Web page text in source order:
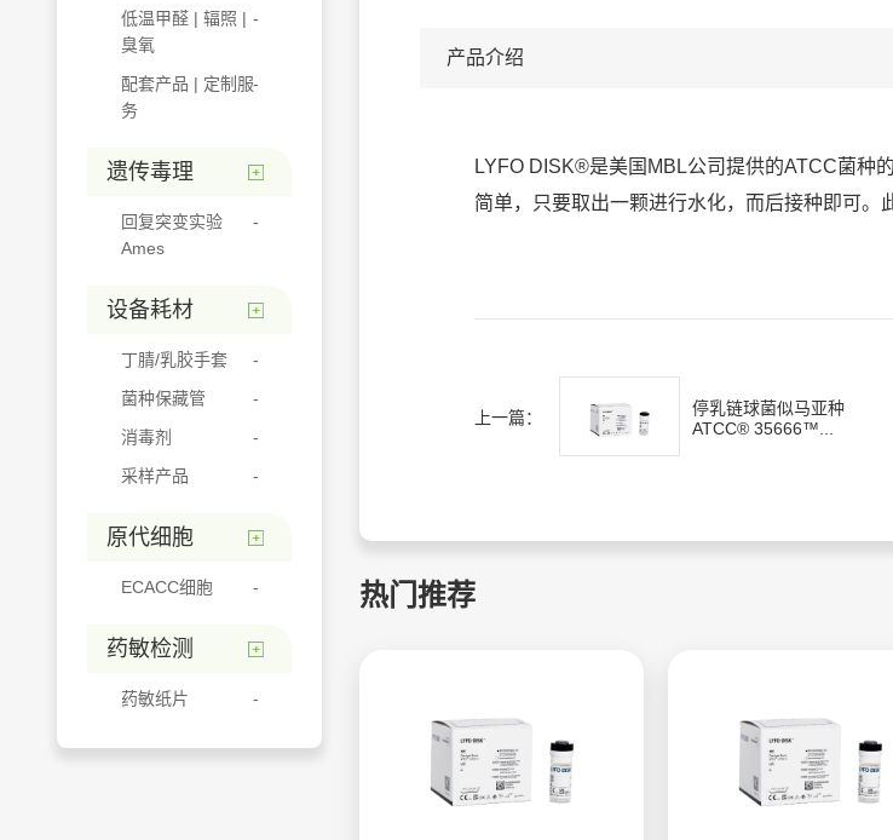
低温甲醛 | 辐照 |
臭氧
配套产品 | 定制服
务
遗传毒理
回复突变实验
Ames
设备耗材
丁腈/乳胶手套
菌种保藏管
消毒剂
采样产品
原代细胞
ECACC细胞
药敏检测
药敏纸片
产品介绍
LYFO DISK®是美国MBL公司提供的ATCC菌种
简单，只要取出一颗进行水化，而后接种即可。
上一篇：
停乳链球菌似马亚种
ATCC® 35666™...
热门推荐